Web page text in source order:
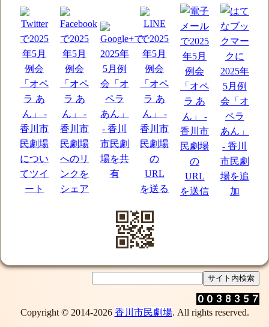
Copyright © 2014-2026 香川市民劇場. All rights reserved.